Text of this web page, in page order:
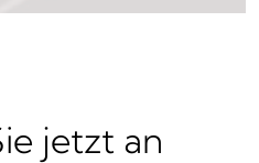
jetzt an